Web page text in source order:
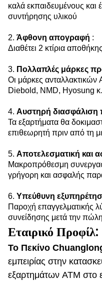
καλά εκπαιδευμένους και
συντήρησης υλικού
2. Άφθονη απογραφή :
Διαθέτει 2 κτίρια
3. Πολλαπλές μάρκες
Οι μάρκες
Diebold, NMD, Hyosung
4. Αυστηρή διασφάλιση
Τα εξαρτήματα θα
επιθεωρητή πριν από τη
5. Αποτελεσματική και
Μακροπρόθεσμη
γρήγορη και ασφαλής
6. Υπεύθυνη
Παροχή επαγγελματικής
συνείδησης μετά την
Εταιρικό Προφίλ:
Το Πεκίνο
εμπειρίας στην
εξαρτημάτων ATM στο